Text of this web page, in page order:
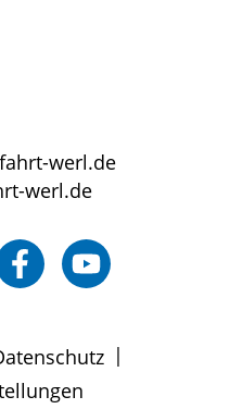
werl.de
werl.de
|